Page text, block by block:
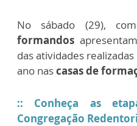
No sábado (29),
formandos
das atividades
ano nascasas de
:: Conheça as
Congregação